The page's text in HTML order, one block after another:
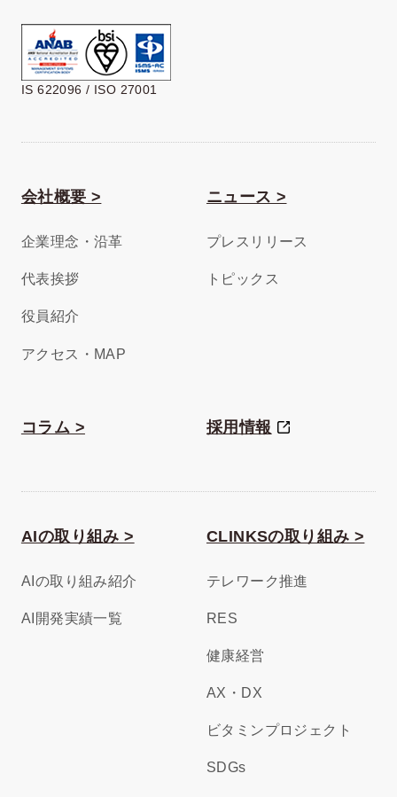
IS 622096 / ISO 27001
会社概要 >
企業理念・沿革
代表挨拶
役員紹介
アクセス・MAP
ニュース >
プレスリリース
トピックス
コラム > 採用情報
AIの取り組み >
AIの取り組み紹介
AI開発実績一覧
CLINKSの取り組み >
テレワーク推進
RES
健康経営
AX・DX
ビタミンプロジェクト
SDGs